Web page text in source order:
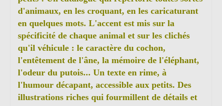
d'animaux, en les croquant, en les caricaturant
en quelques mots. L'accent est mis sur la
spécificité de chaque animal et sur les clichés
qu'il véhicule : le caractère du cochon,
l'entêtement de l'âne, la mémoire de l'éléphant,
l'odeur du putois... Un texte en rime, à
l'humour décapant, accessible aux petits. Des
illustrations riches qui fourmillent de détails et